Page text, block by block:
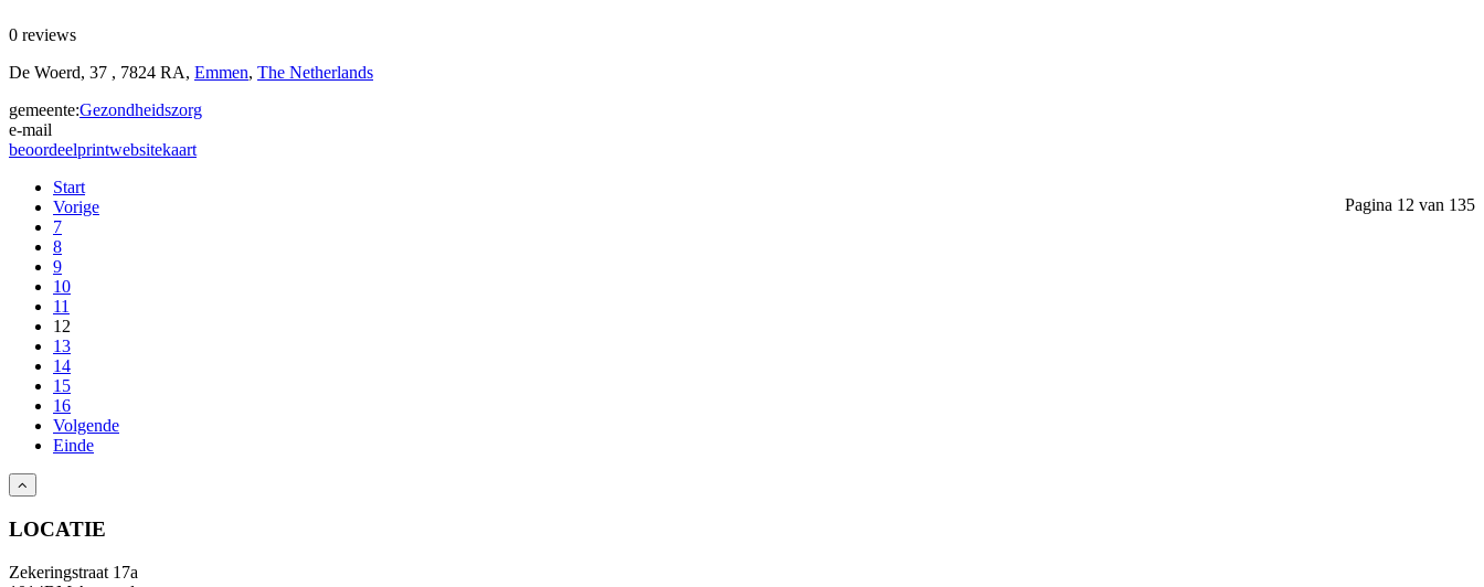
0 reviews
De Woerd, 37 , 7824 RA, Emmen, The Netherlands
gemeente:Gezondheidszorg
e-mail
beoordeelprintwebsitekaart
Pagina 12 van 135
Start
Vorige
7
8
9
10
11
12
13
14
15
16
Volgende
Einde
LOCATIE
Zekeringstraat 17a